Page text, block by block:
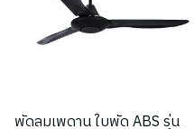
พัดลมเพดาน ใบพัด ABS รุ่น